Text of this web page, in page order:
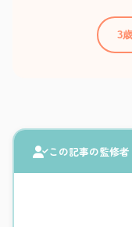
3
この記事の監修者